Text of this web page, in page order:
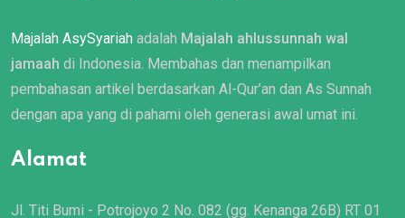
Majalah AsySyariah adalah Majalah ahlussunnah wal
jamaah di Indonesia. Membahas dan menampilkan
pembahasan artikel berdasarkan Al-Qur’an dan As Sunnah
dengan apa yang di pahami oleh generasi awal umat ini.
Alamat
Jl. Titi Bumi - Potrojoyo 2 No. 082 (gg. Kenanga 26B) RT 01